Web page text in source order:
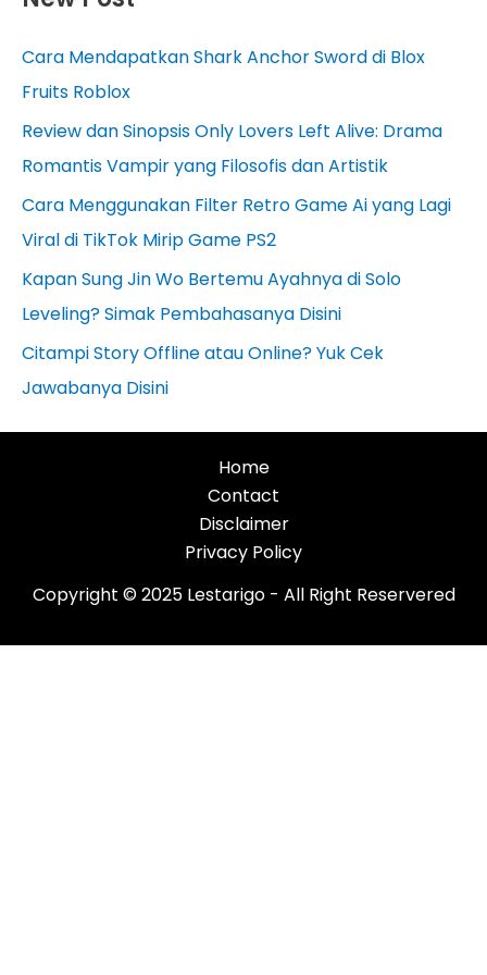
Cara Mendapatkan Shark Anchor Sword di Blox
Fruits Roblox
Review dan Sinopsis Only Lovers Left Alive: Drama
Romantis Vampir yang Filosofis dan Artistik
Cara Menggunakan Filter Retro Game Ai yang Lagi
Viral di TikTok Mirip Game PS2
Kapan Sung Jin Wo Bertemu Ayahnya di Solo
Leveling? Simak Pembahasanya Disini
Citampi Story Offline atau Online? Yuk Cek
Jawabanya Disini
Home
Contact
Disclaimer
Privacy Policy
Copyright © 2025 Lestarigo - All Right Reservered